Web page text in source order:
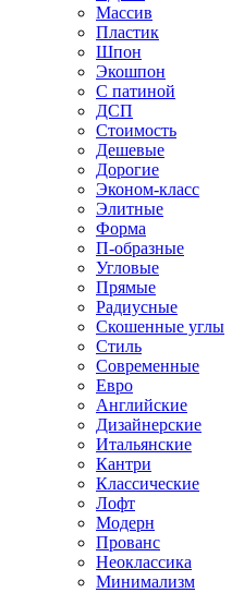
Массив
Пластик
Шпон
Экошпон
С патиной
ДСП
Стоимость
Дешевые
Дорогие
Эконом-класс
Элитные
Форма
П-образные
Угловые
Прямые
Радиусные
Скошенные углы
Стиль
Современные
Евро
Английские
Дизайнерские
Итальянские
Кантри
Классические
Лофт
Модерн
Прованс
Неоклассика
Минимализм